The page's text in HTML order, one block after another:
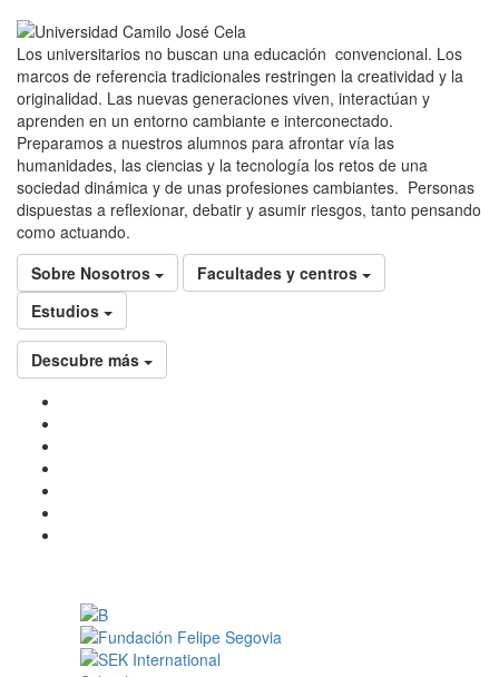
Los universitarios no buscan una educación convencional. Los
marcos de referencia tradicionales restringen la creatividad y la
originalidad. Las nuevas generaciones viven, interactúan y
aprenden en un entorno cambiante e interconectado.
Preparamos a nuestros alumnos para afrontar vía las
humanidades, las ciencias y la tecnología los retos de una
sociedad dinámica y de unas profesiones cambiantes. Personas
dispuestas a reflexionar, debatir y asumir riesgos, tanto pensando
como actuando.
Sobre Nosotros
Facultades y centros
Estudios
Descubre más